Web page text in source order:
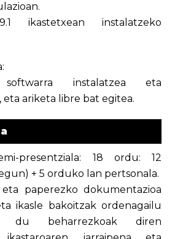
ikastetxean instalatzeko
softwarra instalatzea eta
eta ariketa libre bat egitea.
presentziala: 18 ordu: 12
+ 5 orduko lan pertsonala.
paperezko dokumentazioa
ikasle bakoitzak ordenagailu
du beharrezkoak diren